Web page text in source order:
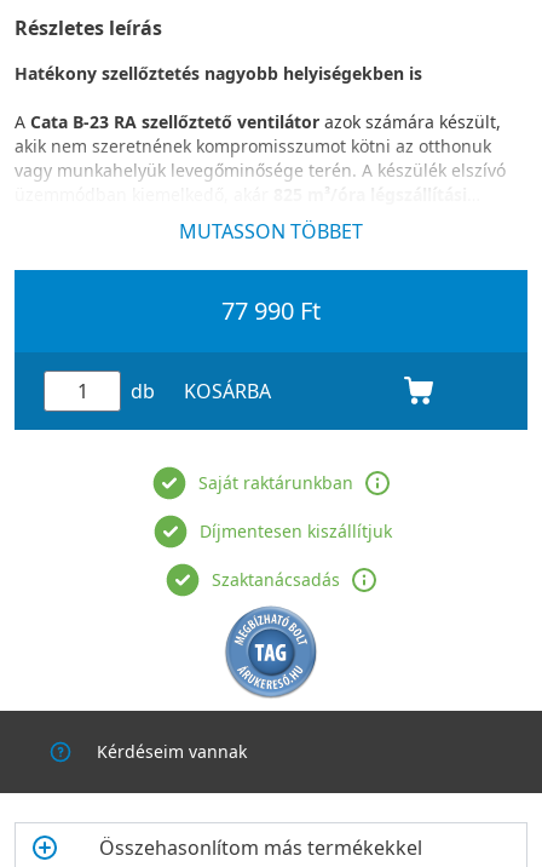
Részletes leírás
Hatékony szellőztetés nagyobb helyiségekben is
A Cata B-23 RA szellőztető ventilátor azok számára készült,
akik nem szeretnének kompromisszumot kötni az otthonuk
vagy munkahelyük levegőminősége terén. A készülék elszívó
825 m³/óra légszállítási
re képes, így gyorsan és hatékonyan távolítja el az
elhasznált, párás vagy szennyezett levegőt. Légbevezetés
üzemmódban530 m³/órateljesítménnyel gondoskodik a friss
hozzájárul a helyiség kiegyensúlyozott, tiszta levegőjéhez.
megfelelő légcsere kiemelt jelentőséggel bír.
A rendszeres és megfelelő szellőztetés nem csupán a
komfortérzetet javítja, hanem segíthet csökkenteni a túlzott
páratartalom kialakulását is, amely hosszú távon hozzájárulhat
a penészesedés megelőzéséhez és az egészségesebb beltéri
környezet fenntartásához. Széles üzemi hőmérséklet-
tartomány -20 és +50 Celsius fok között.
Modern technológia csendes működéssel
Cata B-23 RA készülék fejlesztése során
mellett kiemelt figyelmet fordítottak a
ára is. Automata előlapjának köszönhetően
megakadályozható az esetleges kültérből történő
biztosít, így a ventilátor működése nem válik zavaróvá a
mindennapok során. Ez különösen fontos olyan helyiségekben,
ahol a nyugodt környezet és a komfortos légkör egyaránt
MUTASSON TÖBBET
77 990 Ft
db KOSÁRBA
Saját raktárunkban
Díjmentesen kiszállítjuk
Szaktanácsadás
Kérdéseim vannak
Összehasonlítom más termékekkel